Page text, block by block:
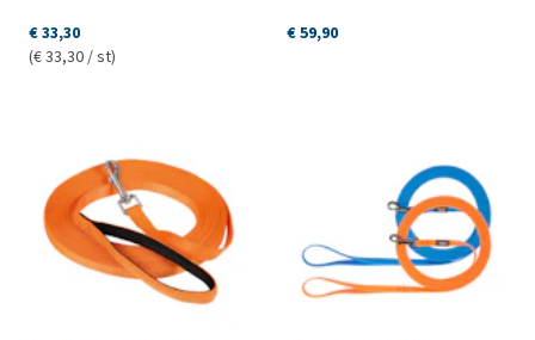
€ 33,30
(€ 33,30 / st)
€ 59,90